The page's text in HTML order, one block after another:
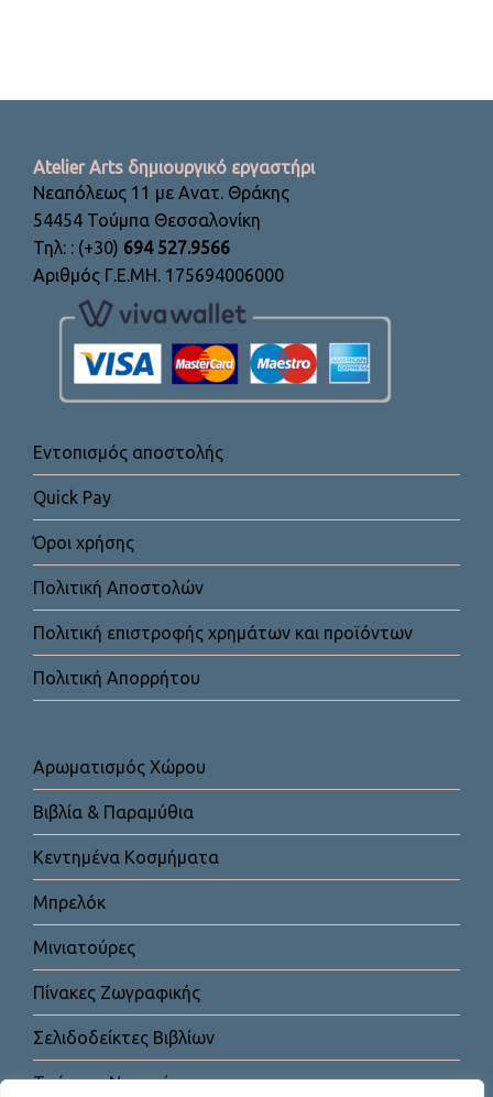
Atelier Arts δημιουργικό εργαστήρι
Νεαπόλεως 11 με Ανατ. Θράκης
54454 Τούμπα Θεσσαλονίκη
Τηλ: : (+30) 694 527.9566
Αριθμός Γ.Ε.ΜΗ. 175694006000
Εντοπισμός αποστολής
Quick Pay
Όροι χρήσης
Πολιτική Αποστολών
Πολιτική επιστροφής χρημάτων και προϊόντων
Πολιτική Απορρήτου
Αρωματισμός Χώρου
Βιβλία & Παραμύθια
Κεντημένα Κοσμήματα
Μπρελόκ
Μινιατούρες
Πίνακες Ζωγραφικής
Σελιδοδείκτες Βιβλίων
Τσάντες-Νεσεσέρ